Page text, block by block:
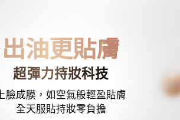
出油更貼膚
超彈力持妝科技
上臉成膜，如空氣般輕盈貼膚
全天服貼持妝零負擔